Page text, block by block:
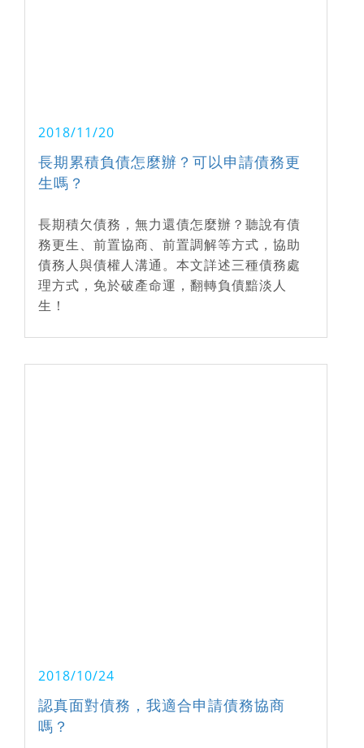
2018/11/20
長期累積負債怎麼辦？可以申請債務更
生嗎？
長期積欠債務，無力還債怎麼辦？聽說有債
務更生、前置協商、前置調解等方式，協助
債務人與債權人溝通。本文詳述三種債務處
理方式，免於破產命運，翻轉負債黯淡人
生！
2018/10/24
認真面對債務，我適合申請債務協商
嗎？